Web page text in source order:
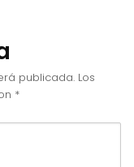
publicada. Los
*